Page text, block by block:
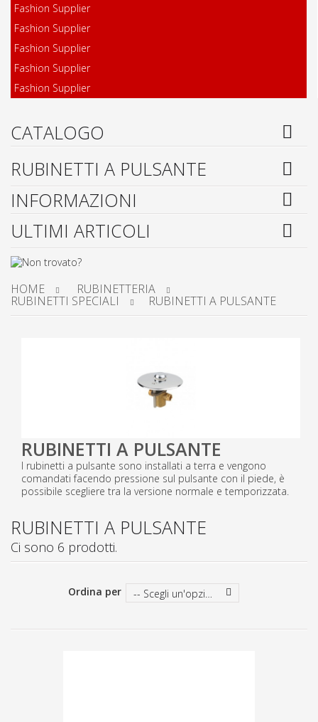
Fashion Supplier
Fashion Supplier
Fashion Supplier
Fashion Supplier
Fashion Supplier
CATALOGO
RUBINETTI A PULSANTE
INFORMAZIONI
ULTIMI ARTICOLI
HOME RUBINETTERIA
RUBINETTI SPECIALI RUBINETTI A PULSANTE
RUBINETTI A PULSANTE
I rubinetti a pulsante sono installati a terra e vengono
comandati facendo pressione sul pulsante con il piede, è
possibile scegliere tra la versione normale e temporizzata.
RUBINETTI A PULSANTE
Ci sono 6 prodotti.
Ordina per -- Scegli un'opzione --